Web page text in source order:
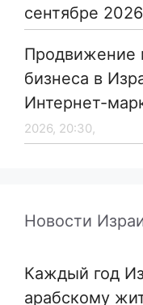
сентябре 2026
Продвижение
бизнеса в
Интернет-
2026, 20:30,
Новости
Каждый год
арабскому